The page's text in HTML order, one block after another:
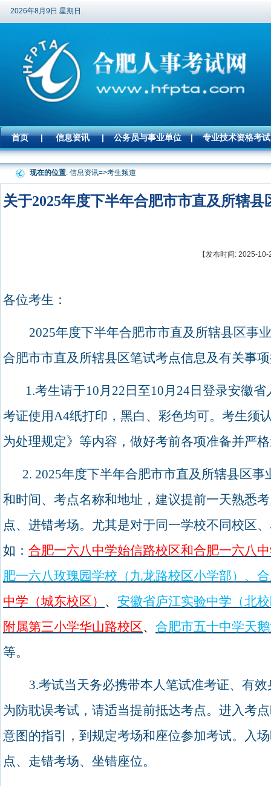
2026年8月9日 星期日
首页 | 信息资讯 | 公务员与事业单位 | 专业技术资格考试
现在的位置: 信息资讯=>考生频道
关于2025年度下半年合肥市市直及所辖
【发布时间: 2025-
各位考生：
2025年度下半年合肥市市直及所辖县区事
合肥市市直及所辖县区笔试考点信息及有关事
1.考生请于10月 22 日至10月 24日登录安徽
考证使用A4纸打印，黑白、彩色均可。考生须
为处理规定》等内容，做好考前各项准备并严
2. 2025年度下半年合肥市市直及所辖县区
和时间、考点名称和地址，建议提前一天熟悉
点、进错考场。尤其是对于同一学校不同校区
如： 合肥一六八中学始信路校区和合肥一六八
肥一六八玫瑰园学校（九龙路校区小学部）、
中学（城东校区） 、 安徽省庐江实验中学（北
附属第三小学华山路校区、 合肥市五十中学天
等。
3.考试当天务必携带本人笔试准考证、有
为防耽误考试，请适当提前抵达考点。进入考
意图的指引，到规定考场和座位参加考试。入
点、走错考场、坐错座位。